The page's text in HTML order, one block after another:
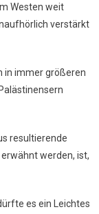
Westen weit
verstärkt
in immer größeren
resultierende
werden, ist,
es ein Leichtes